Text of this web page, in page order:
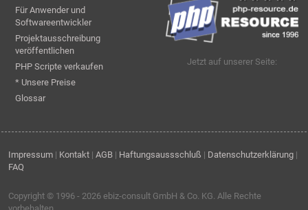
Für Anwender und
Softwareentwickler
Projektausschreibung
veröffentlichen
PHP Scripte verkaufen
* Unsere Preise
Glossar
Jetzt auf unserer Seite:
Impressum | Kontakt | AGB | Haftungsaussschluß | Datenschutzerklärung |
FAQ
Copyright © 1996 - 2026 ebiz-consult GmbH & Co. KG. Alle Rechte